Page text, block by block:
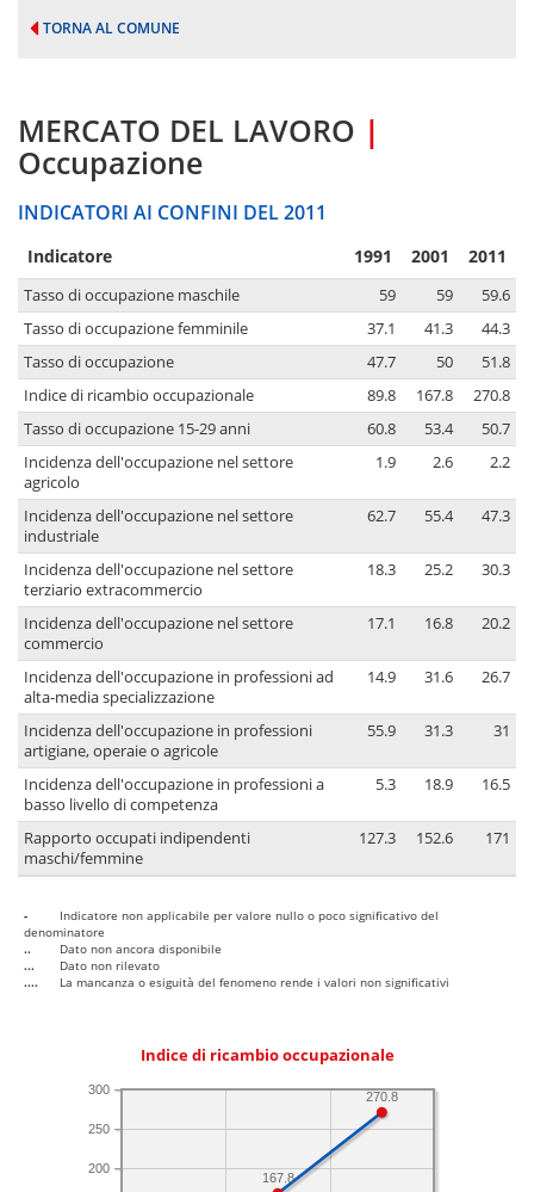
TORNA AL COMUNE
MERCATO DEL LAVORO |
Occupazione
INDICATORI AI CONFINI DEL 2011
Indicatore 1991 2001 2011
Tasso di occupazione maschile 59 59
59.6
Tasso di occupazione femminile
37.1 41.3
44.3
Tasso di occupazione
47.7 50
51.8
Indice di ricambio occupazionale
89.8 167.8
270.8
Tasso di occupazione 15-29 anni
60.8 53.4
50.7
Incidenza dell'occupazione nel settore
agricolo
1.9 2.6 2.2
Incidenza dell'occupazione nel settore
industriale
62.7 55.4 47.3
Incidenza dell'occupazione nel settore
terziario extracommercio
18.3 25.2 30.3
Incidenza dell'occupazione nel settore
commercio
17.1 16.8 20.2
Incidenza dell'occupazione in professioni ad
alta-media specializzazione
14.9 31.6 26.7
Incidenza dell'occupazione in professioni
artigiane, operaie o agricole
55.9 31.3 31
Incidenza dell'occupazione in professioni a
basso livello di competenza
5.3 18.9 16.5
Rapporto occupati indipendenti
maschi/femmine
127.3 152.6 171
-
Indicatore non applicabile per valore nullo o poco significativo del
denominatore
..
Dato non ancora disponibile
...
Dato non rilevato
....
La mancanza o esiguità del fenomeno rende i valori non significativi
Indice di ricambio occupazionale
200
250
300 270.8
167.8